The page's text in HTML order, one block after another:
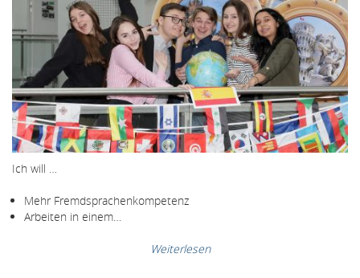
Ich will …
Mehr Fremdsprachenkompetenz
Arbeiten in einem…
Weiterlesen